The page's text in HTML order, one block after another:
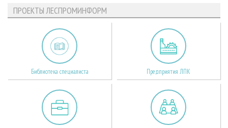
ПРОЕКТЫ ЛЕСПРОМИНФОРМ
Библиотека специалиста Предприятия ЛПК